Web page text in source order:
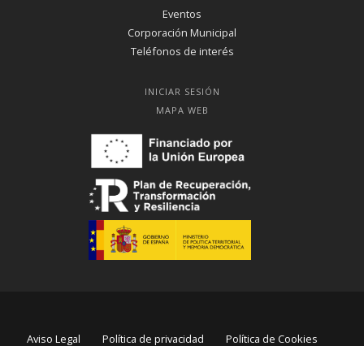
Eventos
Corporación Municipal
Teléfonos de interés
INICIAR SESIÓN
MAPA WEB
Aviso Legal Política de privacidad
Política de Cookies